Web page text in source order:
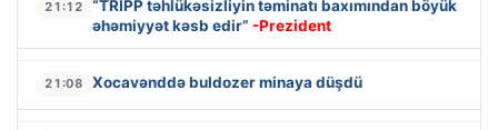
21:12
“TRIPP təhlükəsizliyin təminatı baxımından böyük
əhəmiyyət kəsb edir” -Prezident
21:08 Xocavənddə buldozer minaya düşdü